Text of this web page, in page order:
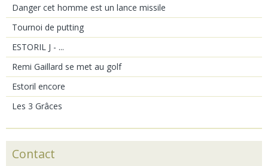
Danger cet homme est un lance missile
Tournoi de putting
ESTORIL J - ...
Remi Gaillard se met au golf
Estoril encore
Les 3 Grâces
Contact